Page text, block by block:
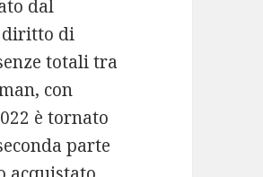
dal
diritto di
totali tra
con
è tornato
parte